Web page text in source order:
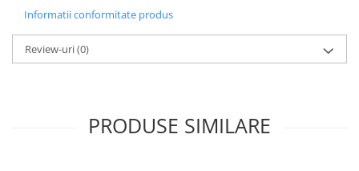
Informatii conformitate produs
Review-uri(0)
PRODUSE SIMILARE